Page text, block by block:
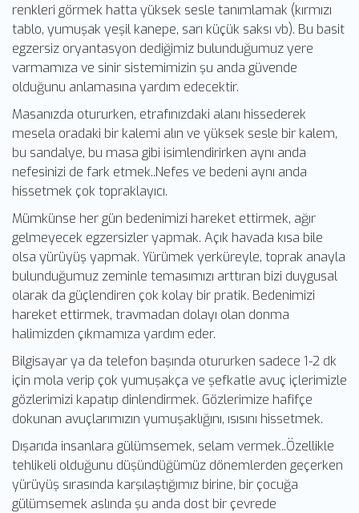
renkleri görmek hatta yüksek sesle tanımlamak (kırmızı
tablo, yumuşak yeşil kanepe, sarı küçük saksı vb). Bu basit
egzersiz oryantasyon dediğimiz bulunduğumuz yere
varmamıza ve sinir sistemimizin şu anda güvende
olduğunu anlamasına yardım edecektir.
Masanızda otururken, etrafınızdaki alanı hissederek
mesela oradaki bir kalemi alın ve yüksek sesle bir kalem,
bu sandalye, bu masa gibi isimlendirirken aynı anda
nefesinizi de fark etmek..Nefes ve bedeni aynı anda
hissetmek çok topraklayıcı.
Mümkünse her gün bedenimizi hareket ettirmek, ağır
gelmeyecek egzersizler yapmak. Açık havada kısa bile
olsa yürüyüş yapmak. Yürümek yerküreyle, toprak anayla
bulunduğumuz zeminle temasımızı arttıran bizi duygusal
olarak da güçlendiren çok kolay bir pratik. Bedenimizi
hareket ettirmek, travmadan dolayı olan donma
halimizden çıkmamıza yardım eder.
Bilgisayar ya da telefon başında otururken sadece 1-2 dk
için mola verip çok yumuşakça ve şefkatle avuç içlerimizle
gözlerimizi kapatıp dinlendirmek. Gözlerimize hafifçe
dokunan avuçlarımızın yumuşaklığını, ısısını hissetmek.
Dışarıda insanlara gülümsemek, selam vermek..Özellikle
tehlikeli olduğunu düşündüğümüz dönemlerden geçerken
yürüyüş sırasında karşılaştığımız birine, bir çocuğa
gülümsemek aslında şu anda dost bir çevrede